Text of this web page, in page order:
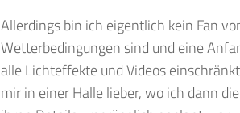
Allerdings bin ich eigentlich kein Fan
Wetterbedingungen sind und eine
alle Lichteffekte und Videos
mir in einer Halle lieber, wo ich dann